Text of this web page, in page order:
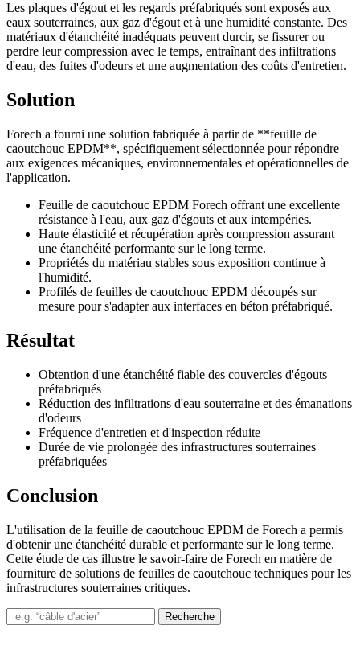
Les plaques d'égout et les regards préfabriqués sont exposés aux
eaux souterraines, aux gaz d'égout et à une humidité constante. Des
matériaux d'étanchéité inadéquats peuvent durcir, se fissurer ou
perdre leur compression avec le temps, entraînant des infiltrations
d'eau, des fuites d'odeurs et une augmentation des coûts d'entretien.
Solution
Forech a fourni une solution fabriquée à partir de **feuille de
caoutchouc EPDM**, spécifiquement sélectionnée pour répondre
aux exigences mécaniques, environnementales et opérationnelles de
l'application.
Feuille de caoutchouc EPDM Forech offrant une excellente
résistance à l'eau, aux gaz d'égouts et aux intempéries.
Haute élasticité et récupération après compression assurant
une étanchéité performante sur le long terme.
Propriétés du matériau stables sous exposition continue à
l'humidité.
Profilés de feuilles de caoutchouc EPDM découpés sur
mesure pour s'adapter aux interfaces en béton préfabriqué.
Résultat
Obtention d'une étanchéité fiable des couvercles d'égouts
préfabriqués
Réduction des infiltrations d'eau souterraine et des émanations
d'odeurs
Fréquence d'entretien et d'inspection réduite
Durée de vie prolongée des infrastructures souterraines
préfabriquées
Conclusion
L'utilisation de la feuille de caoutchouc EPDM de Forech a permis
d'obtenir une étanchéité durable et performante sur le long terme.
Cette étude de cas illustre le savoir-faire de Forech en matière de
fourniture de solutions de feuilles de caoutchouc techniques pour les
infrastructures souterraines critiques.
Recherche